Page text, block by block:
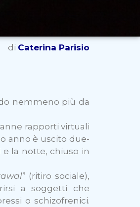
di Caterina Parisio
nemmeno più da
rapporti virtuali
anno è uscito due-
la notte, chiuso in
” (ritiro sociale),
a soggetti che
o schizofrenici.